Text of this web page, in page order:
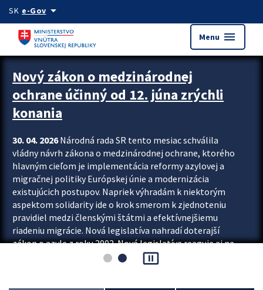
Preskocit na hlavný obsah
SK e-Govarrow_drop_down
Menu menu
Zastavit automatický posun upútavok
Nový zákon o medzinárodnej
ochrane účinný od 12. júna zrýchli
konania
30. 04. 2026Národná rada SR tento mesiac schválila
vládny návrh zákona o medzinárodnej ochrane, ktorého
hlavným cieľom je implementácia reformy azylovej a
migračnej politiky Európskej únie a modernizácia
existujúcich postupov. Napriek výhradám k niektorým
aspektom solidarity ide o krok smerom k zjednoteniu
pravidiel medzi členskými štátmi a efektívnejšiemu
riadeniu migrácie. Nová legislatíva nahradí doterajší
zákon o azyle z roku 2002. Nová legislatíva reaguje aj na
vývoj posledného desaťročia, počas...
pause_presentation